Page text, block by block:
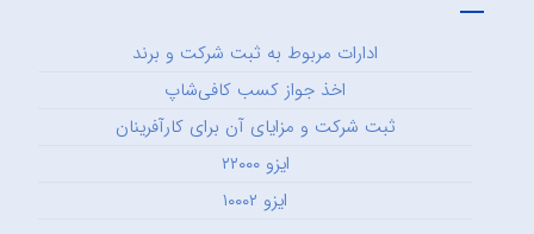
ادارات مربوط به ثبت شرکت و برند
اخذ جواز کسب کافی‌شاپ
ثبت شرکت و مزایای آن برای کارآفرینان
ایزو ۲۲۰۰۰
ایزو ۱۰۰۰۲